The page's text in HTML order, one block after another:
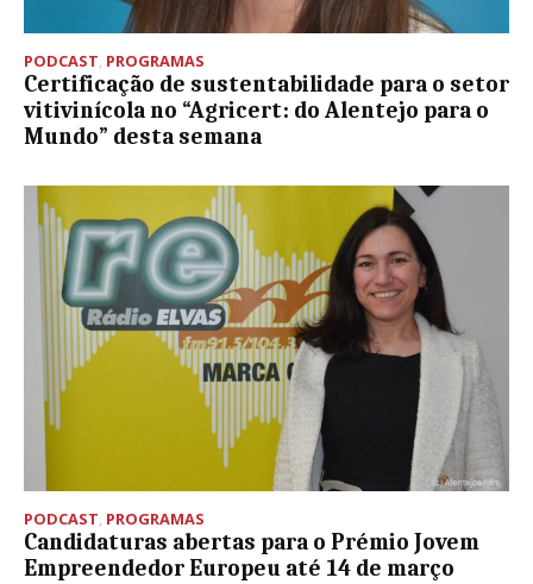
PODCAST, PROGRAMAS
Certificação de sustentabilidade para o setor
vitivinícola no “Agricert: do Alentejo para o
Mundo” desta semana
PODCAST, PROGRAMAS
Candidaturas abertas para o Prémio Jovem
Empreendedor Europeu até 14 de março